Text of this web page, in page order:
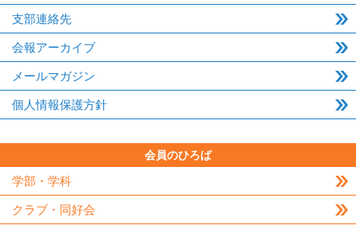
支部連絡先
会報アーカイブ
メールマガジン
個人情報保護方針
会員のひろば
学部・学科
クラブ・同好会